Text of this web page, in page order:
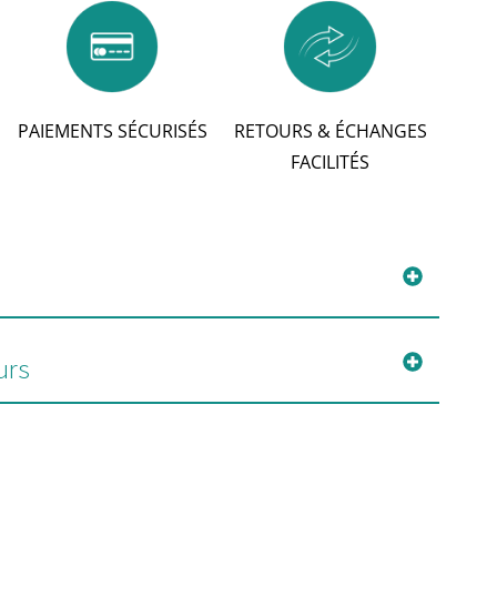
PAIEMENTS SÉCURISÉS
RETOURS & ÉCHANGES
FACILITÉS